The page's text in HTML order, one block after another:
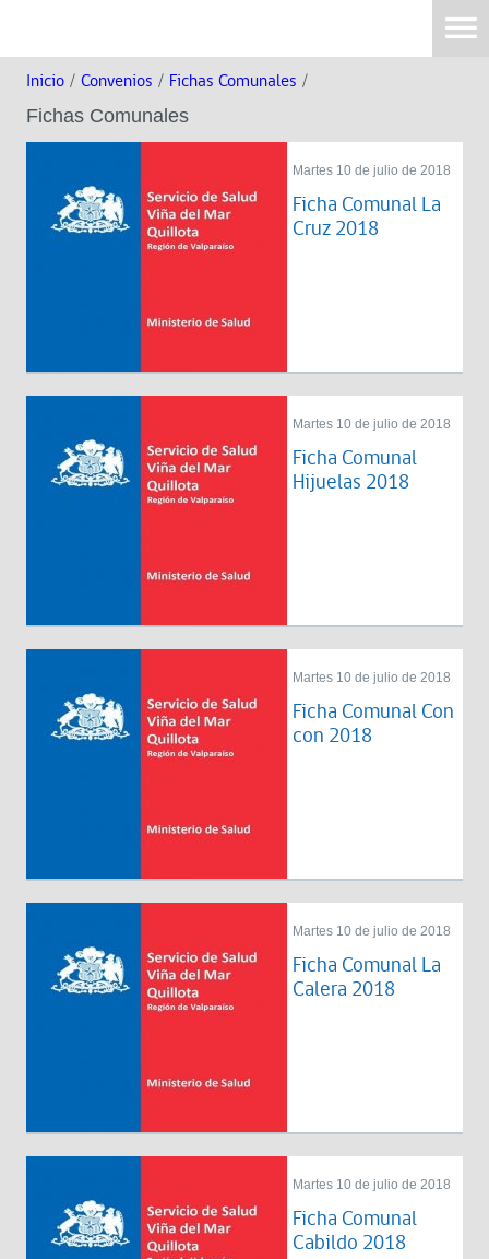
Inicio / Convenios / Fichas Comunales /
Fichas Comunales
Martes 10 de julio de 2018
Ficha Comunal La
Cruz 2018
Martes 10 de julio de 2018
Ficha Comunal
Hijuelas 2018
Martes 10 de julio de 2018
Ficha Comunal Con
con 2018
Martes 10 de julio de 2018
Ficha Comunal La
Calera 2018
Martes 10 de julio de 2018
Ficha Comunal
Cabildo 2018